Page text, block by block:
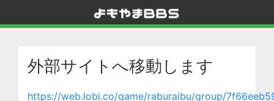
外部サイトへ移動します
https://web.lobi.co/game/raburaibu/group/